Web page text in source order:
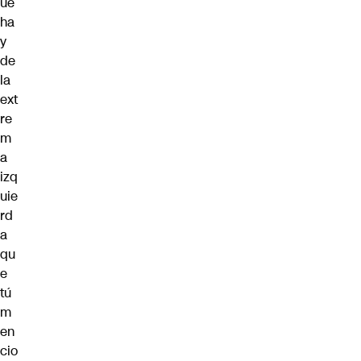
ha
y
de
la
ext
re
m
a
izq
uie
rd
a
qu
e
tú
m
en
cio